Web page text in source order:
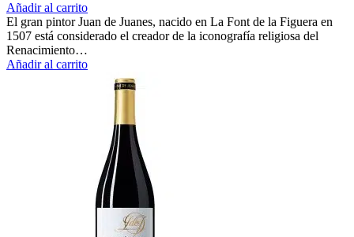
Añadir al carrito
El gran pintor Juan de Juanes, nacido en La Font de la Figuera en
1507 está considerado el creador de la iconografía religiosa del
Renacimiento…
Añadir al carrito